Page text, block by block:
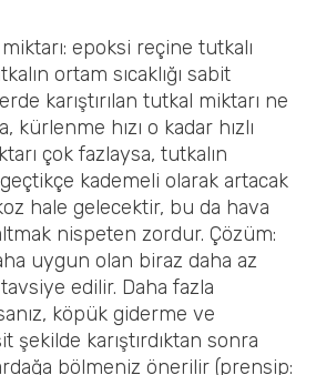
epoksi reçine tutkalı
ortam sıcaklığı sabit
karıştırılan tutkal miktarı ne
kürlenme hızı o kadar hızlı
çok fazlaysa, tutkalın
kademeli olarak artacak
hale gelecektir, bu da hava
nispeten zordur. Çözüm:
uygun olan biraz daha az
edilir. Daha fazla
köpük giderme ve
şekilde karıştırdıktan sonra
bölmeniz önerilir (prensip: